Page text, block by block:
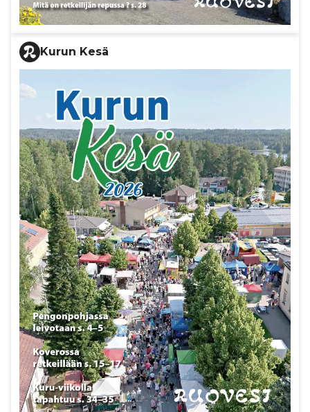
Kurun Kesä